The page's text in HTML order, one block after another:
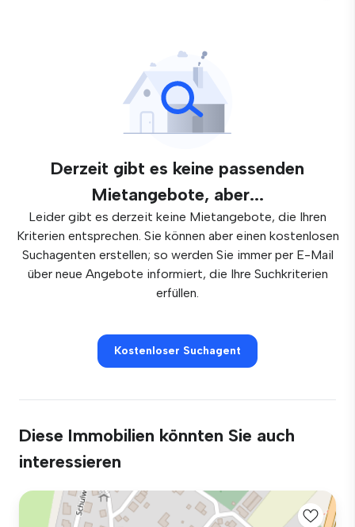
Derzeit gibt es keine passenden
Mietangebote, aber...
Leider gibt es derzeit keine Mietangebote, die Ihren
Kriterien entsprechen. Sie können aber einen kostenlosen
Suchagenten erstellen; so werden Sie immer per E-Mail
über neue Angebote informiert, die Ihre Suchkriterien
erfüllen.
Kostenloser Suchagent
Diese Immobilien könnten Sie auch
interessieren